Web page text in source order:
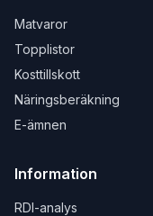
Matvaror
Topplistor
Kosttillskott
Näringsberäkning
E-ämnen
Information
RDI-analys